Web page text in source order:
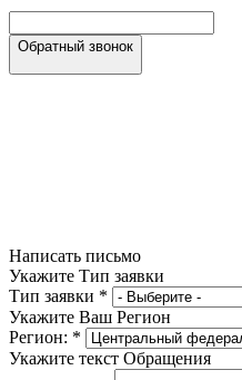
Обратный звонок
Написать письмо
Укажите Тип заявки
Тип заявки *
Укажите Ваш Регион
Регион: *
Укажите текст Обращения